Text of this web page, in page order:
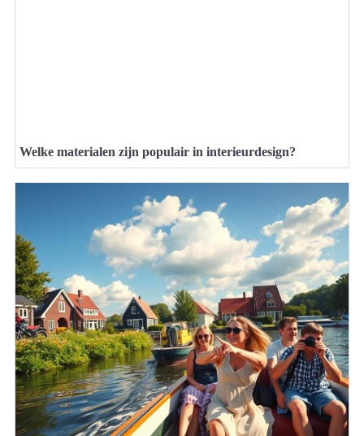
Welke materialen zijn populair in interieurdesign?